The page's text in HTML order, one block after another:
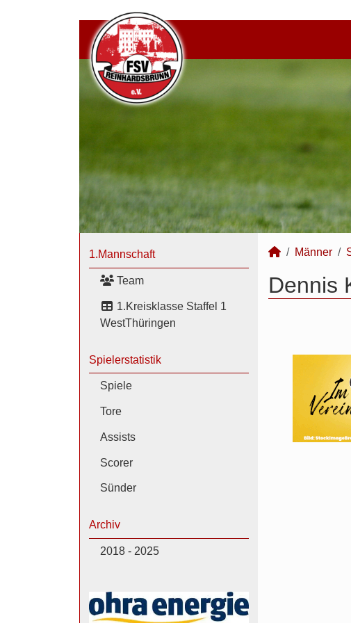
1.Mannschaft
Team
1.Kreisklasse Staffel 1
WestThüringen
Spielerstatistik
Spiele
Tore
Assists
Scorer
Sünder
Archiv
2018 - 2025
Männer
Dennis